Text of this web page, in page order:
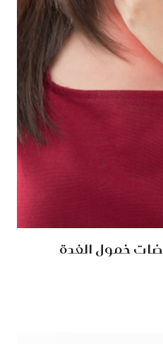
خمول الغدة